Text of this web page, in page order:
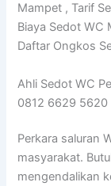
Mampet , Tarif
Biaya Sedot WC
Daftar Ongkos
Ahli Sedot WC
0812 6629 5620
Perkara saluran
masyarakat.
mengendalikan